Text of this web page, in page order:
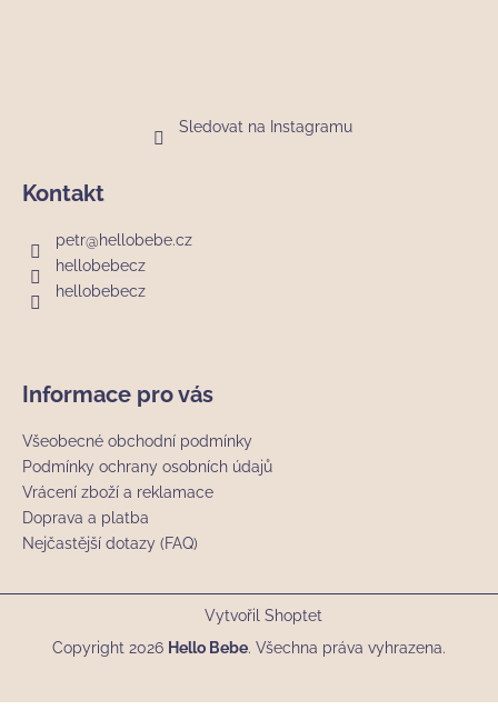
Sledovat na Instagramu
Kontakt
petr@hellobebe.cz
hellobebecz
hellobebecz
Informace pro vás
Všeobecné obchodní podmínky
Podmínky ochrany osobních údajů
Vrácení zboží a reklamace
Doprava a platba
Nejčastější dotazy (FAQ)
Vytvořil Shoptet
Copyright 2026 Hello Bebe. Všechna práva vyhrazena.